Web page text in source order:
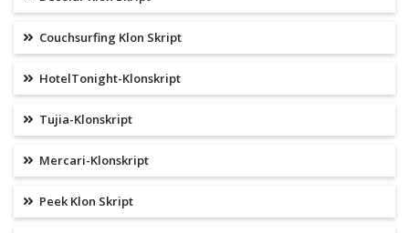
Couchsurfing Klon Skript
HotelTonight-Klonskript
Tujia-Klonskript
Mercari-Klonskript
Peek Klon Skript